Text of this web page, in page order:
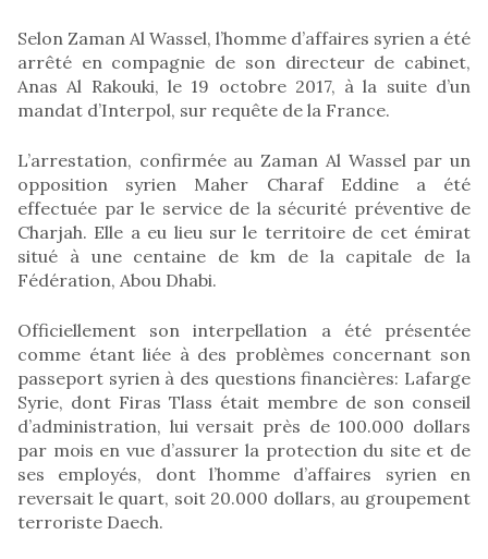
Selon Zaman Al Wassel, l’homme d’affaires syrien a été
arrêté en compagnie de son directeur de cabinet,
Anas Al Rakouki, le 19 octobre 2017, à la suite d’un
mandat d’Interpol, sur requête de la France.
L’arrestation, confirmée au Zaman Al Wassel par un
opposition syrien Maher Charaf Eddine a été
effectuée par le service de la sécurité préventive de
Charjah. Elle a eu lieu sur le territoire de cet émirat
situé à une centaine de km de la capitale de la
Fédération, Abou Dhabi.
Officiellement son interpellation a été présentée
comme étant liée à des problèmes concernant son
passeport syrien à des questions financières: Lafarge
Syrie, dont Firas Tlass était membre de son conseil
d’administration, lui versait près de 100.000 dollars
par mois en vue d’assurer la protection du site et de
ses employés, dont l’homme d’affaires syrien en
reversait le quart, soit 20.000 dollars, au groupement
terroriste Daech.